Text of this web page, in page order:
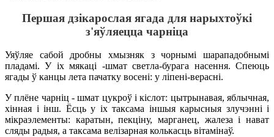
Першая дзікарослая ягада для нарыхтоўкі
з'яўляецца чарніца
Уяўляе сабой дробны хмызняк з чорнымі шарападобнымі
пладамі. У іх мякаці -шмат светла-бурага насення. Спеюць
ягады ў канцы лета пачатку восені: у ліпені-верасні.
У плёне чарніц - шмат цукроў і кіслот: цытрынавая, яблычная,
хінная і інш. Ёсць у іх таксама іншыя карысныя злучэнні і
мікраэлементы: каратын, пекціну, марганец, жалеза і нават
сляды радыя, а таксама велізарная колькасць вітамінаў.